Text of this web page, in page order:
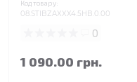
Код товару:
08.STIBZAXXX4.5HB.0.00
0
1 090.00 грн.